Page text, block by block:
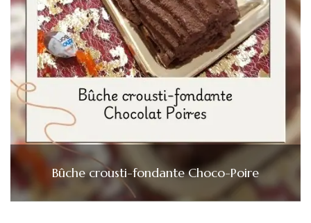
Bûche crousti-fondante Choco-Poire